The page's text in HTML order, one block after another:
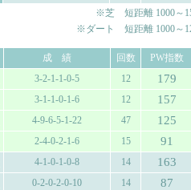
※芝 短距離 1000～
※ダート 短距離 1000～
成 績 回数
PW指数
3-2-1-1-0-5 12 179
3-1-1-0-1-6 12 157
4-9-6-5-1-22 47 125
2-4-0-2-1-6 15 91
4-1-0-1-0-8 14 163
0-2-0-2-0-10 14 87